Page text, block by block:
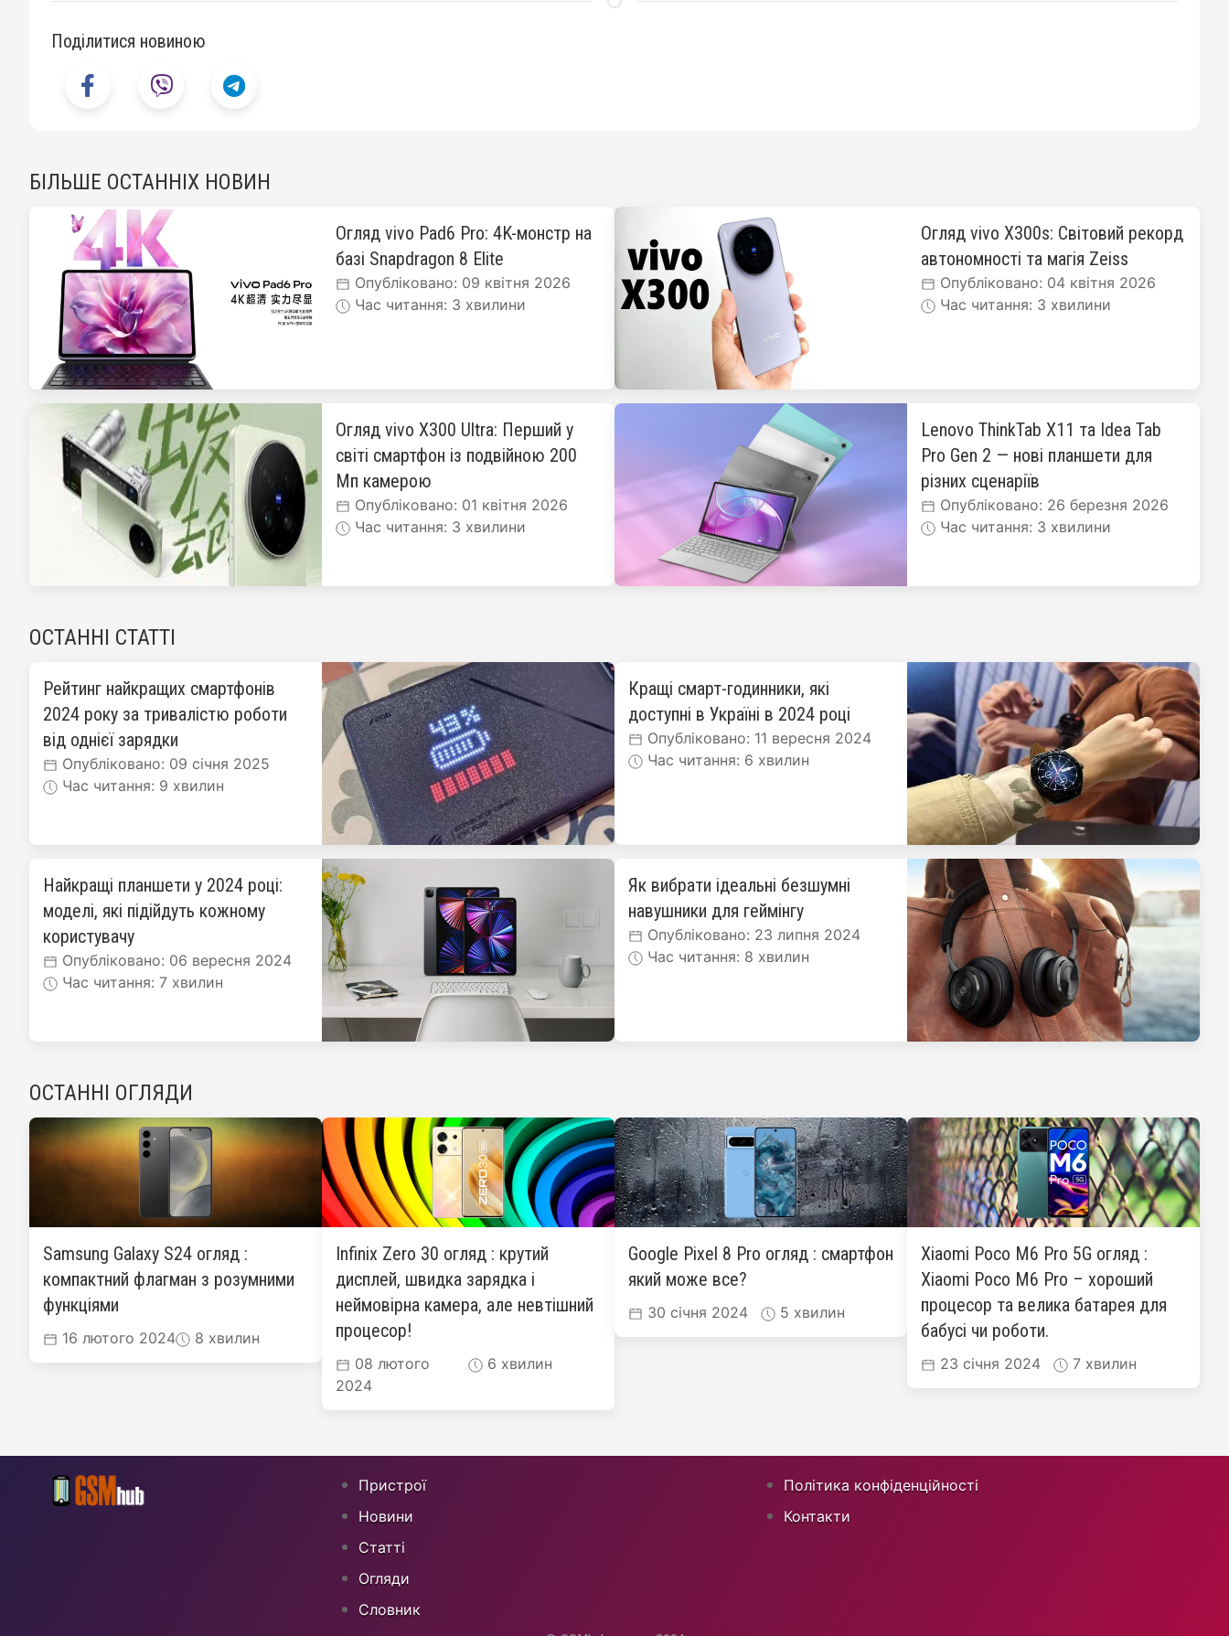
Поділитися новиною
БІЛЬШЕ ОСТАННІХ НОВИН
Огляд vivo Pad6 Pro: 4K-монстр на
базі Snapdragon 8 Elite
Опубліковано: 09 квітня 2026
Час читання: 3 хвилини
Огляд vivo X300s: Світовий рекорд
автономності та магія Zeiss
Опубліковано: 04 квітня 2026
Час читання: 3 хвилини
Огляд vivo X300 Ultra: Перший у
світі смартфон із подвійною 200
Мп камерою
Опубліковано: 01 квітня 2026
Час читання: 3 хвилини
Lenovo ThinkTab X11 та Idea Tab
Pro Gen 2 — нові планшети для
різних сценаріїв
Опубліковано: 26 березня 2026
Час читання: 3 хвилини
ОСТАННІ СТАТТІ
Рейтинг найкращих смартфонів
2024 року за тривалістю роботи
від однієї зарядки
Опубліковано: 09 січня 2025
Час читання: 9 хвилин
Кращі смарт-годинники, які
доступні в Україні в 2024 році
Опубліковано: 11 вересня 2024
Час читання: 6 хвилин
Найкращі планшети у 2024 році:
моделі, які підійдуть кожному
користувачу
Опубліковано: 06 вересня 2024
Час читання: 7 хвилин
Як вибрати ідеальні безшумні
навушники для геймінгу
Опубліковано: 23 липня 2024
Час читання: 8 хвилин
ОСТАННІ ОГЛЯДИ
Samsung Galaxy S24 огляд :
компактний флагман з розумними
функціями
16 лютого 2024 8 хвилин
Infinix Zero 30 огляд : крутий
дисплей, швидка зарядка і
неймовірна камера, але невтішний
процесор!
08 лютого
2024
6 хвилин
Google Pixel 8 Pro огляд : смартфон
який може все?
30 січня 2024 5 хвилин
Xiaomi Poco M6 Pro 5G огляд :
Xiaomi Poco M6 Pro – хороший
процесор та велика батарея для
бабусі чи роботи.
23 січня 2024 7 хвилин
Пристрої
Новини
Статті
Огляди
Cловник
Політика конфіденційності
Контакти